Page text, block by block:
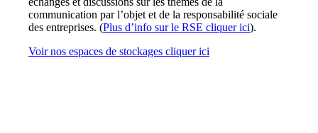
communication par l’objet et de la responsabilité sociale
des entreprises. (Plus d’info sur le RSE cliquer ici).
Voir nos espaces de stockages cliquer ici